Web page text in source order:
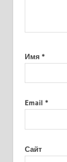
Имя *
Email *
Сайт